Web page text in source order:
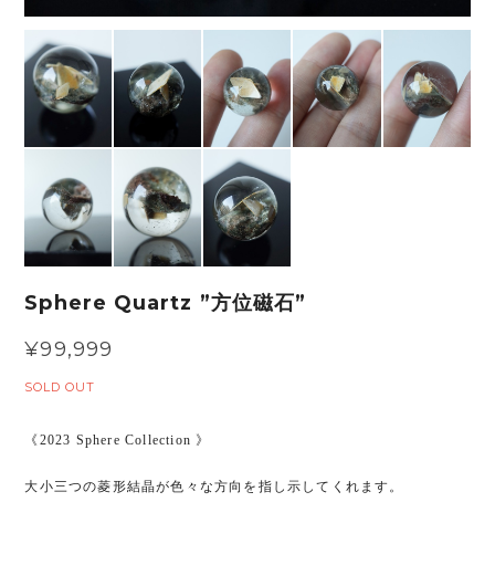
Sphere Quartz ”方位磁石”
¥99,999
SOLD OUT
《2023 Sphere Collection 》
大小三つの菱形結晶が色々な方向を指し示してくれます。